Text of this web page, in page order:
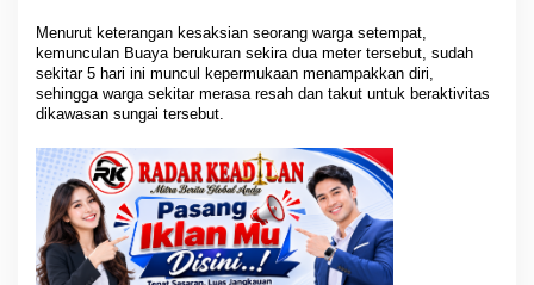
Menurut keterangan kesaksian seorang warga setempat,
kemunculan Buaya berukuran sekira dua meter tersebut, sudah
sekitar 5 hari ini muncul kepermukaan menampakkan diri,
sehingga warga sekitar merasa resah dan takut untuk beraktivitas
dikawasan sungai tersebut.